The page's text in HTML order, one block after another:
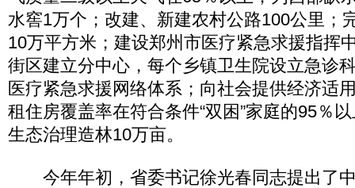
水窖1万个；改建、新建农村公路100公里；
10万平方米；建设郑州市医疗紧急求援指挥
街区建立分中心，每个乡镇卫生院设立急诊
医疗紧急求援网络体系；向社会提供经济适
租住房覆盖率在符合条件“双困”家庭的95％
生态治理造林10万亩。
今年年初，省委书记徐光春同志提出了